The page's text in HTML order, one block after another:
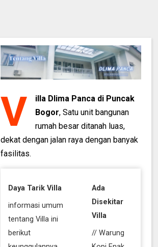
V
illa Dlima Panca di Puncak
Bogor, Satu unit bangunan
rumah besar ditanah luas,
dekat dengan jalan raya dengan banyak
fasilitas.
Daya Tarik Villa
informasi umum
tentang Villa ini
berikut
Ada
Disekitar
Villa
// Warung